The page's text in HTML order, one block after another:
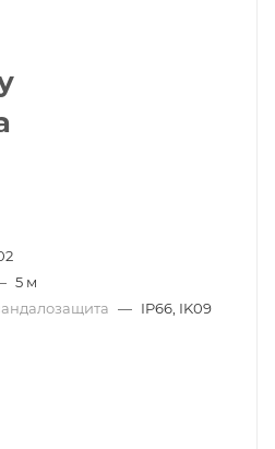
5 м
— IP66, IK09